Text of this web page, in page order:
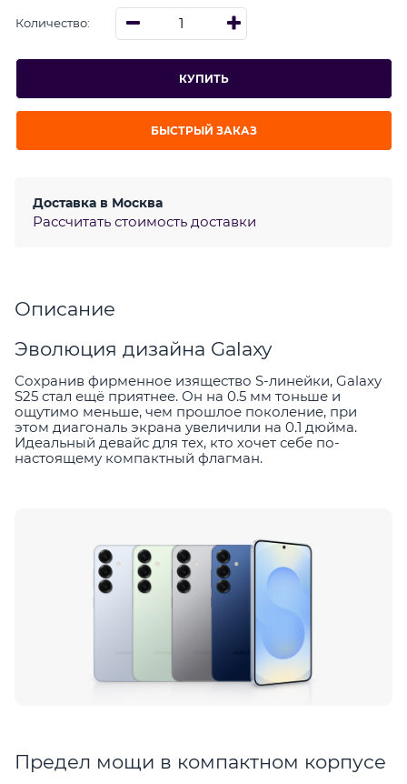
Количество:
КУПИТЬ
БЫСТРЫЙ ЗАКАЗ
Доставка в Москва
Рассчитать стоимость доставки
Описание
Эволюция дизайна Galaxy
Сохранив фирменное изящество S-линейки, Galaxy
S25 стал ещё приятнее. Он на 0.5 мм тоньше и
ощутимо меньше, чем прошлое поколение, при
этом диагональ экрана увеличили на 0.1 дюйма.
Идеальный девайс для тех, кто хочет себе по-
настоящему компактный флагман.
Предел мощи в компактном корпусе